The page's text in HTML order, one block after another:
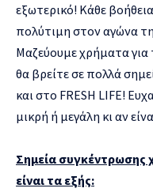
εξωτερικό! Κάθε
πολύτιμη στον αγώνα
Μαζεύουμε χρήματα για
θα βρείτε σε πολλά
και στο FRESH LIFE!
μικρή ή μεγάλη κι αν
Σημεία συγκέντρωσης
είναι τα εξής: